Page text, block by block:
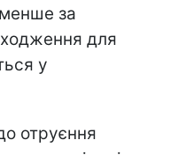
за
для
у
отруєння